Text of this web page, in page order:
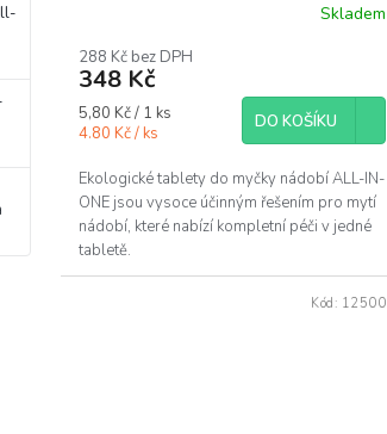
Skladem
288 Kč bez DPH
348 Kč
Měrná
cena:
5,80 Kč / 1 ks
4.80 Kč / ks
DO KOŠÍKU
Ekologické tablety do myčky nádobí ALL-IN-
ONE jsou vysoce účinným řešením pro mytí
nádobí, které nabízí kompletní péči v jedné
tabletě.
Kód: 12500